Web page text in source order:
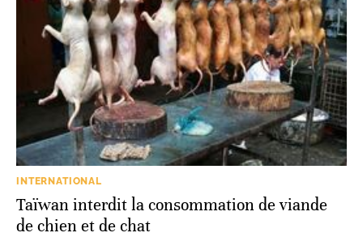
INTERNATIONAL
Taïwan interdit la consommation de viande
de chien et de chat